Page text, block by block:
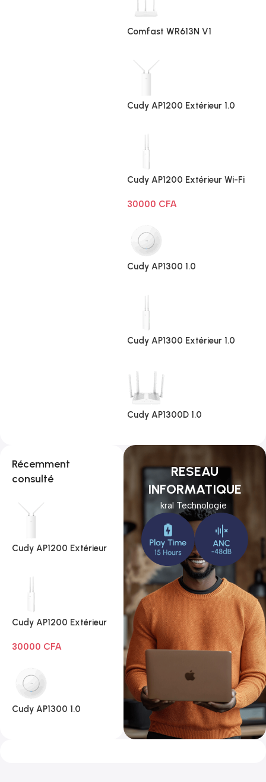
Récemment
consulté
Cudy AP1200 Extérieur
Cudy AP1200 Extérieur
30000 CFA
Cudy AP1300 1.0
RESEAU
INFORMATIQUE
kral Technologie
Comfast WR613N V1
Cudy AP1200 Extérieur 1.0
Cudy AP1200 Extérieur Wi-Fi
30000 CFA
Cudy AP1300 1.0
Cudy AP1300 Extérieur 1.0
Cudy AP1300D 1.0